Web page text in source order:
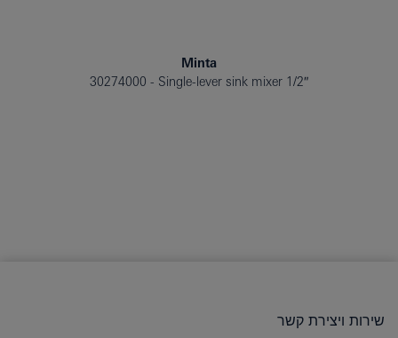
Minta
Single-lever sink mixer 1/2″
30274000
שירות ויצירת קשר